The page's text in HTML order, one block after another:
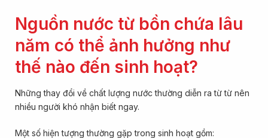
Nguồn nước từ bồn chứa lâu
năm có thể ảnh hưởng như
thế nào đến sinh hoạt?
Những thay đổi về chất lượng nước thường diễn ra từ từ nên
nhiều người khó nhận biết ngay.
Một số hiện tượng thường gặp trong sinh hoạt gồm: